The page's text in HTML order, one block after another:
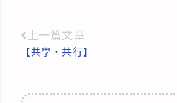
Read
more
上一篇文章
【共學・共行】